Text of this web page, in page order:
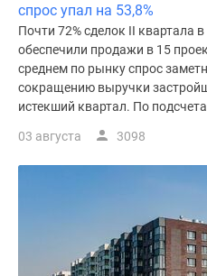
спрос упал на 53,8%
Почти 72% сделок II квартала
обеспечили продажи в 15
среднем по рынку спрос
сокращению выручки
истекший квартал. По
03 августа 3098